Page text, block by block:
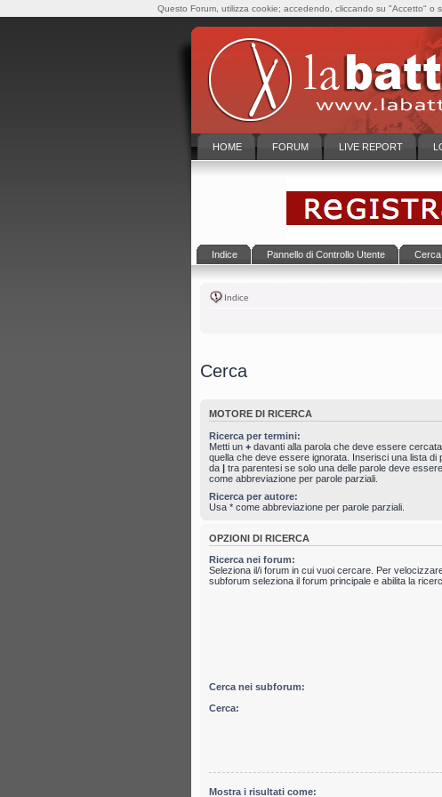
HOME FORUM LIVE REPORT
Indice Pannello di Controllo Utente Cerca
Indice
Cerca
MOTORE DI RICERCA
Ricerca per termini:
Metti un + davanti alla parola che deve essere
quella che deve essere ignorata. Inserisci una lista di
da | tra parentesi se solo una delle parole deve
come abbreviazione per parole parziali.
Ricerca per autore:
Usa * come abbreviazione per parole parziali.
OPZIONI DI RICERCA
Ricerca nei forum:
Seleziona il/i forum in cui vuoi cercare. Per
subforum seleziona il forum principale e abilita la
Cerca nei subforum:
Cerca:
Mostra i risultati come:
Questo Forum, utilizza cookie; accedendo, cliccando su "Accetto" o